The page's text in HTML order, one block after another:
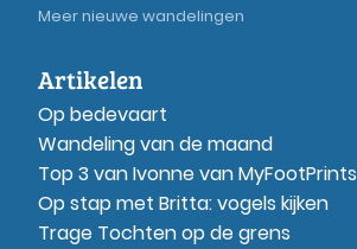
Meer nieuwe wandelingen
Artikelen
Op bedevaart
Wandeling van de maand
Top 3 van Ivonne van MyFootPrints
Op stap met Britta: vogels kijken
Trage Tochten op de grens